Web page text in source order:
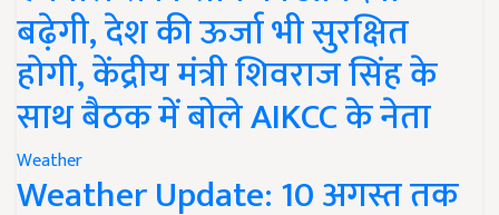
बढ़ेगी, देश की ऊर्जा भी सुरक्षित
होगी, केंद्रीय मंत्री शिवराज सिंह के
साथ बैठक में बोले AIKCC के नेता
Weather
Weather Update: 10 अगस्त तक